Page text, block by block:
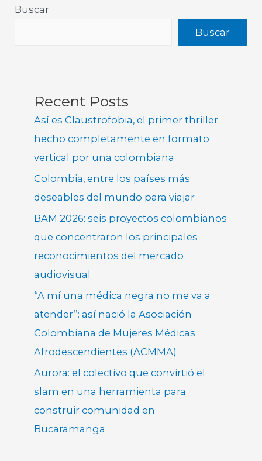
Buscar
Buscar
Recent Posts
Así es Claustrofobia, el primer thriller
hecho completamente en formato
vertical por una colombiana
Colombia, entre los países más
deseables del mundo para viajar
BAM 2026: seis proyectos colombianos
que concentraron los principales
reconocimientos del mercado
audiovisual
“A mí una médica negra no me va a
atender”: así nació la Asociación
Colombiana de Mujeres Médicas
Afrodescendientes (ACMMA)
Aurora: el colectivo que convirtió el
slam en una herramienta para
construir comunidad en
Bucaramanga